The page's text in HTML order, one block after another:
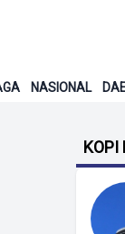
NASIONAL
KOPI